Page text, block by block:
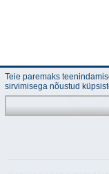
Teie paremaks
sirvimisega nõustud